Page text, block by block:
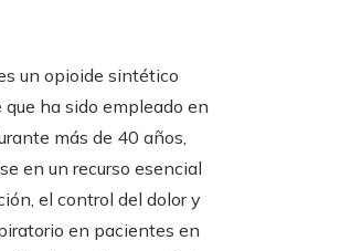
un opioide sintético
ha sido empleado en
más de 40 años,
en un recurso esencial
el control del dolor y
en pacientes en